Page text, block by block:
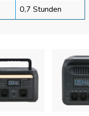
0,7 Stunden